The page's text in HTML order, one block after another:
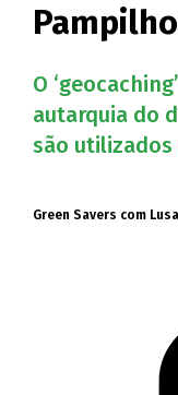
O
autarquia do
são
Green Savers com